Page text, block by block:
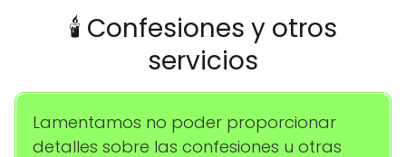
🕯️ Confesiones y otros
servicios
Lamentamos no poder proporcionar
detalles sobre las confesiones u otras